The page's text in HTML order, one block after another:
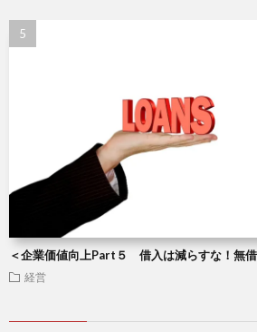
＜企業価値向上Part５ 借入は減らすな！無借
経営